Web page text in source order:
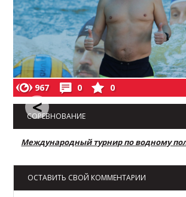
<
967 0 0
СОРЕВНОВАНИЕ
Международный турнир по водному
ОСТАВИТЬ СВОЙ КОММЕНТАРИИ